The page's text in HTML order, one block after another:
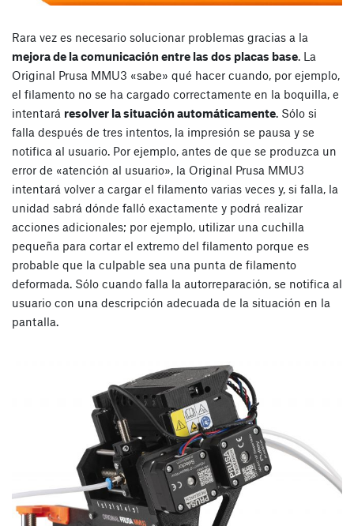
Rara vez es necesario solucionar problemas gracias a la
mejora de la comunicación entre las dos placas base. La
Original Prusa MMU3 «sabe» qué hacer cuando, por ejemplo,
el filamento no se ha cargado correctamente en la boquilla, e
intentará resolver la situación automáticamente. Sólo si
falla después de tres intentos, la impresión se pausa y se
notifica al usuario. Por ejemplo, antes de que se produzca un
error de «atención al usuario», la Original Prusa MMU3
intentará volver a cargar el filamento varias veces y, si falla, la
unidad sabrá dónde falló exactamente y podrá realizar
acciones adicionales; por ejemplo, utilizar una cuchilla
pequeña para cortar el extremo del filamento porque es
probable que la culpable sea una punta de filamento
deformada. Sólo cuando falla la autorreparación, se notifica al
usuario con una descripción adecuada de la situación en la
pantalla.